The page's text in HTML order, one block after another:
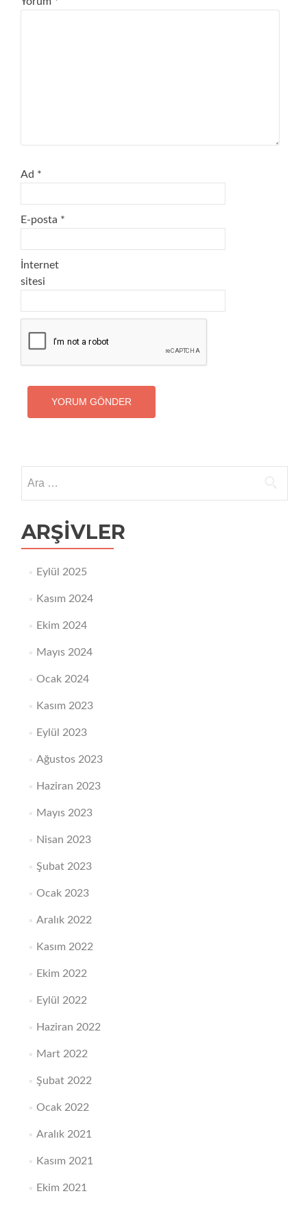
Ad *
E-posta *
İnternet
sitesi
ARŞIVLER
Eylül 2025
Kasım 2024
Ekim 2024
Mayıs 2024
Ocak 2024
Kasım 2023
Eylül 2023
Ağustos 2023
Haziran 2023
Mayıs 2023
Nisan 2023
Şubat 2023
Ocak 2023
Aralık 2022
Kasım 2022
Ekim 2022
Eylül 2022
Haziran 2022
Mart 2022
Şubat 2022
Ocak 2022
Aralık 2021
Kasım 2021
Ekim 2021